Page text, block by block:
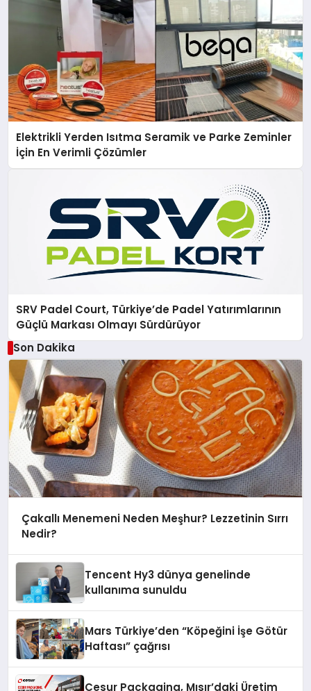
Elektrikli Yerden Isıtma Seramik ve Parke Zeminler
İçin En Verimli Çözümler
SRV Padel Court, Türkiye’de Padel Yatırımlarının
Güçlü Markası Olmayı Sürdürüyor
Son Dakika
Çakallı Menemeni Neden Meşhur? Lezzetinin Sırrı
Nedir?
Tencent Hy3 dünya genelinde
kullanıma sunuldu
Mars Türkiye’den “Köpeğini İşe Götür
Haftası” çağrısı
Cesur Packaging, Mısır’daki Üretim